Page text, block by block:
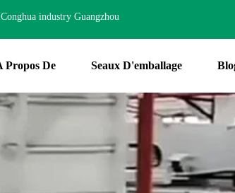
Conghua industry Guangzhou
Propos De Seaux D'emballage